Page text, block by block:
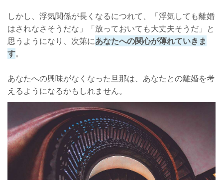
しかし、浮気関係が長くなるにつれて、「浮気しても離婚
はされなさそうだな」「放っておいても大丈夫そうだ」と
思うようになり、次第にあなたへの関心が薄れていきま
す。
あなたへの興味がなくなった旦那は、あなたとの離婚を考
えるようになるかもしれません。